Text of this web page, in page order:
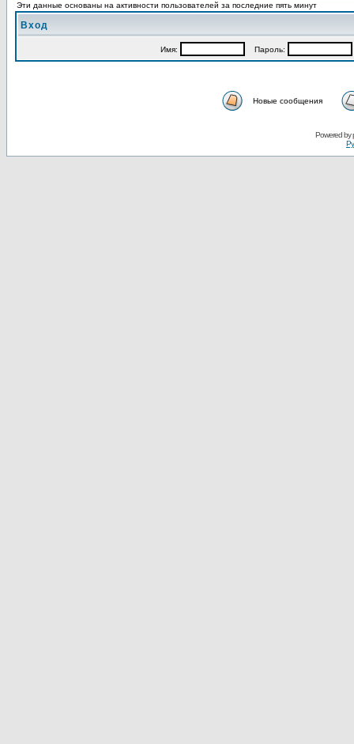
Эти данные основаны на активности пользователей за последние пять минут
Вход
Имя: Пароль:
Новые сообщения
Powered by